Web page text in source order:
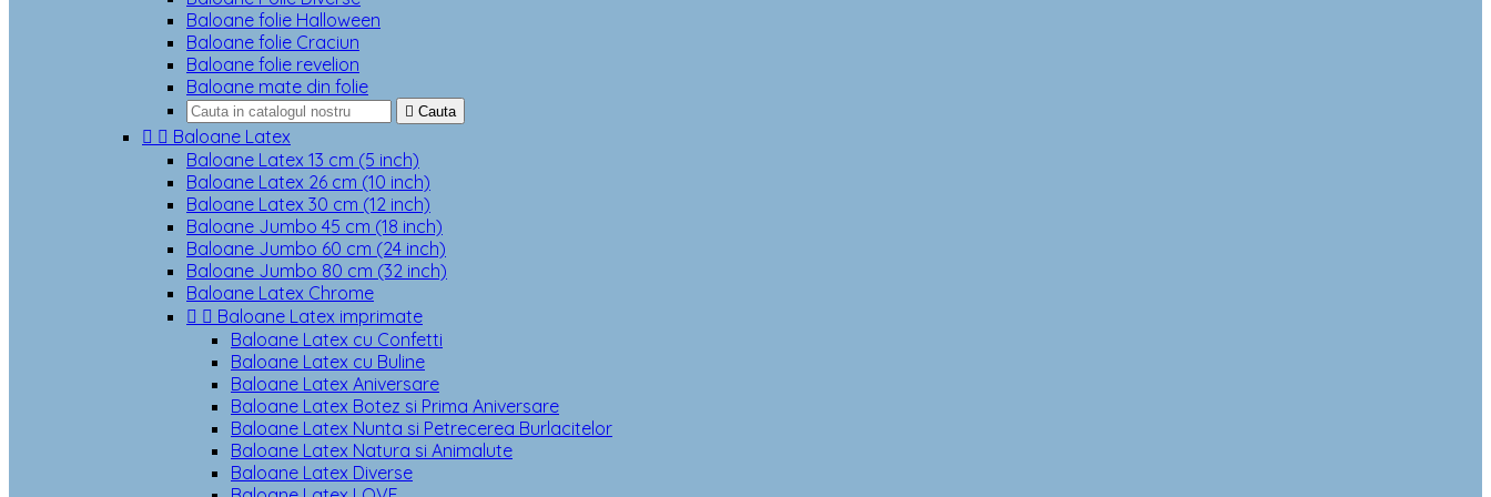
Baloane folie Halloween
Baloane folie Craciun
Baloane folie revelion
Baloane mate din folie
 Cauta
  Baloane Latex
Baloane Latex 13 cm (5 inch)
Baloane Latex 26 cm (10 inch)
Baloane Latex 30 cm (12 inch)
Baloane Jumbo 45 cm (18 inch)
Baloane Jumbo 60 cm (24 inch)
Baloane Jumbo 80 cm (32 inch)
Baloane Latex Chrome
  Baloane Latex imprimate
Baloane Latex cu Confetti
Baloane Latex cu Buline
Baloane Latex Aniversare
Baloane Latex Botez si Prima Aniversare
Baloane Latex Nunta si Petrecerea Burlacitelor
Baloane Latex Natura si Animalute
Baloane Latex Diverse